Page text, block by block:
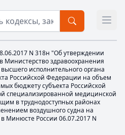
N 318н "Об утверждении
Министерство здравоохранения
исполнительного органа
Российской Федерации на объем
бюджету субъекта Российской
специализированной медицинской
в труднодоступных районах
воздушного судна на
Минюсте России 06.07.2017 N